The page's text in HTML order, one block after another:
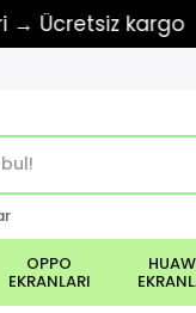
kargo
OPPO
EKRANLARI